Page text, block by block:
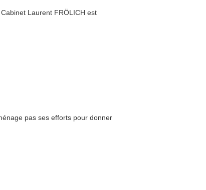
Laurent FRÖLICH est
pas ses efforts pour donner